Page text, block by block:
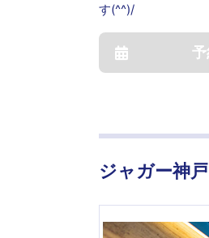
す(^^)/
ジャガー神